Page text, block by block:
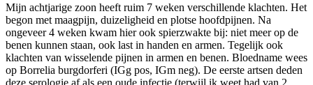
Mijn achtjarige zoon heeft ruim 7 weken verschillende klachten. Het
begon met maagpijn, duizeligheid en plotse hoofdpijnen. Na
ongeveer 4 weken kwam hier ook spierzwakte bij: niet meer op de
benen kunnen staan, ook last in handen en armen. Tegelijk ook
klachten van wisselende pijnen in armen en benen. Bloedname wees
op Borrelia burgdorferi (IGg pos, IGm neg). De eerste artsen deden
deze serologie af als een oude infectie (terwijl ik weet had van 2